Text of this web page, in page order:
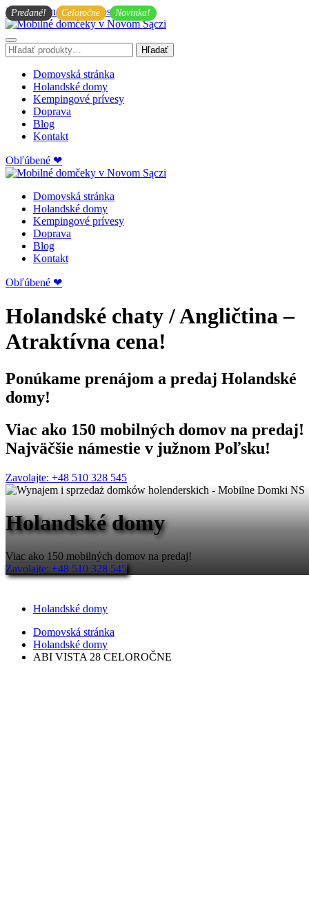
Preskočiť na hlavný obsah
Hľadať: Hľadať
Domovská stránka
Holandské domy
Kempingové prívesy
Doprava
Blog
Kontakt
Obľúbené ❤
Domovská stránka
Holandské domy
Kempingové prívesy
Doprava
Blog
Kontakt
Obľúbené ❤
Holandské chaty/Angličtina–
Atraktívna cena!
Ponúkame prenájom a predaj Holandské
domy!
Viac ako 150 mobilných domov na predaj!
Najväčšie námestie v južnom Poľsku!
Zavolajte: +48 510 328 545
Holandské domy
Viac ako 150 mobilných domov na predaj!
Zavolajte: +48 510 328 545
Holandské domy
Domovská stránka
Holandské domy
ABI VISTA 28 CELOROČNE
Predané! Celoročne Novinka!